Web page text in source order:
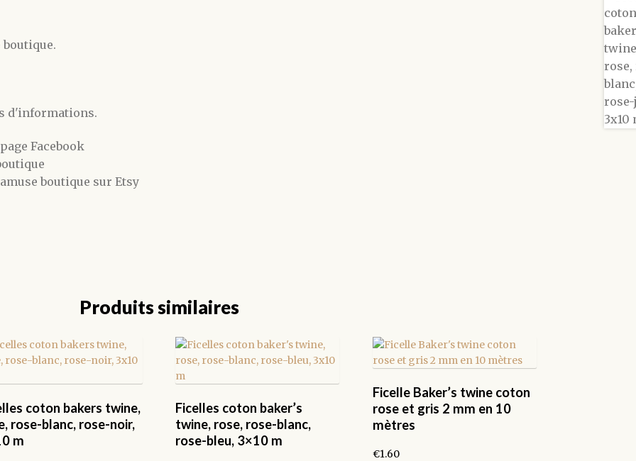
d'informations.
Facebook
boutique sur Etsy
Produits similaires
coton bakers twine,
rose-blanc, rose-noir,
m
Ficelles coton baker’s
twine, rose, rose-blanc,
rose-bleu, 3×10 m
Ficelle Baker’s twine coton
rose et gris 2 mm en 10
mètres
€1.60